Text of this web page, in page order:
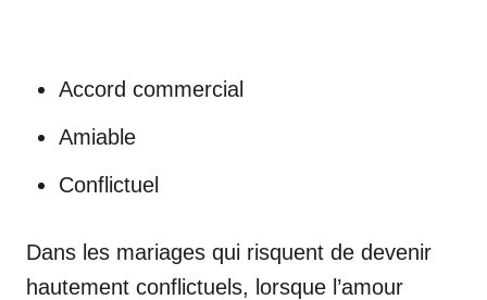
Accord commercial
Amiable
Conflictuel
Dans les mariages qui risquent de devenir
hautement conflictuels, lorsque l’amour